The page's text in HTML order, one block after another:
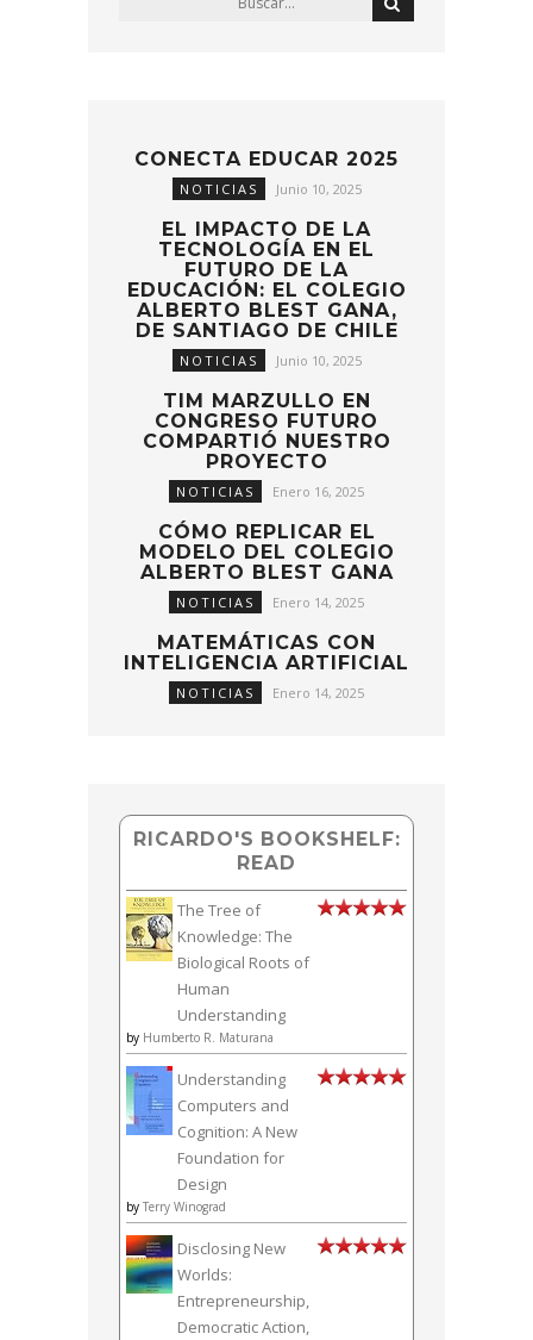
CONECTA EDUCAR 2025
NOTICIAS Junio 10, 2025
EL IMPACTO DE LA
TECNOLOGÍA EN EL
FUTURO DE LA
EDUCACIÓN: EL COLEGIO
ALBERTO BLEST GANA,
DE SANTIAGO DE CHILE
NOTICIAS Junio 10, 2025
TIM MARZULLO EN
CONGRESO FUTURO
COMPARTIÓ NUESTRO
PROYECTO
NOTICIAS Enero 16, 2025
CÓMO REPLICAR EL
MODELO DEL COLEGIO
ALBERTO BLEST GANA
NOTICIAS Enero 14, 2025
MATEMÁTICAS CON
INTELIGENCIA ARTIFICIAL
NOTICIAS Enero 14, 2025
RICARDO'S BOOKSHELF:
READ
The Tree of
Knowledge: The
Biological Roots of
Human
Understanding
by Humberto R. Maturana
Understanding
Computers and
Cognition: A New
Foundation for
Design
by Terry Winograd
Disclosing New
Worlds:
Entrepreneurship,
Democratic Action,